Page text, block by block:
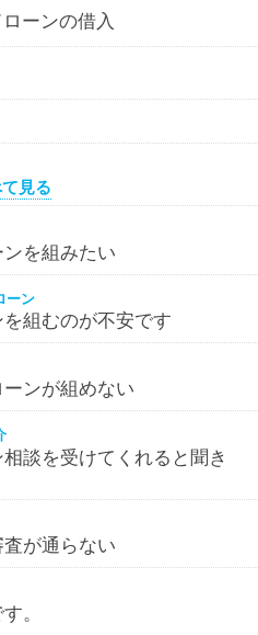
ーンの借入
見る
を組みたい
ーン
組むのが不安です
ンが組めない
談を受けてくれると聞き
が通らない
。